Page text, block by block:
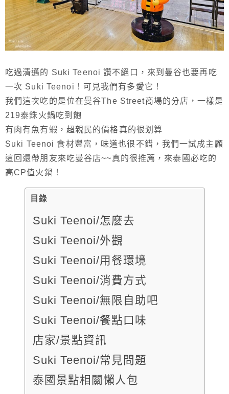
吃過清邁的 Suki Teenoi 讚不絕口，來到曼谷也要再吃
一次 Suki Teenoi！可見我們有多愛它！
我們這次吃的是位在曼谷The Street商場的分店，一樣是
219泰銖火鍋吃到飽
有肉有魚有蝦，超親民的價格真的很划算
Suki Teenoi 食材豐富，味道也很不錯，我們一試成主顧
這回還帶朋友來吃曼谷店~~真的很推薦，來泰國必吃的
高CP值火鍋！
目錄
Suki Teenoi/怎麼去
Suki Teenoi/外觀
Suki Teenoi/用餐環境
Suki Teenoi/消費方式
Suki Teenoi/無限自助吧
Suki Teenoi/餐點口味
店家/景點資訊
Suki Teenoi/常見問題
泰國景點相關懶人包